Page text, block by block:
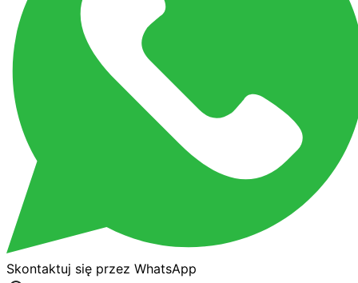
Skontaktuj się przez WhatsApp